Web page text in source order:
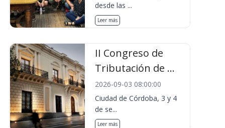
desde las ...
Leer más
II Congreso de
Tributación de ...
2026-09-03 08:00:00
Ciudad de Córdoba, 3 y 4
de se...
Leer más